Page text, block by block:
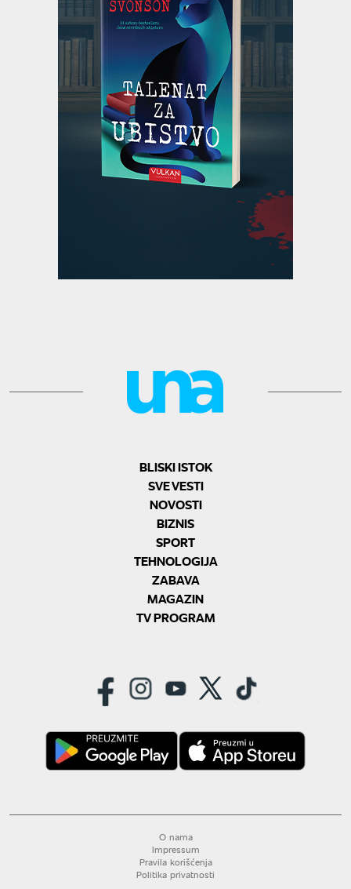
BLISKI ISTOK
SVE VESTI
NOVOSTI
BIZNIS
SPORT
TEHNOLOGIJA
ZABAVA
MAGAZIN
TV PROGRAM
O nama
Impressum
Pravila korišćenja
Politika privatnosti